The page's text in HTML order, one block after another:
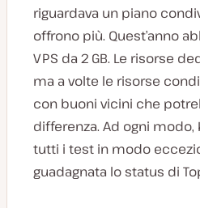
riguardava un piano
offrono più. Quest’anno
VPS da 2 GB. Le risorse
ma a volte le risorse
con buoni vicini che
differenza. Ad ogni
tutti i test in modo
guadagnata lo status di